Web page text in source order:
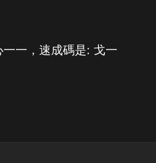
一一，速成碼是: 戈一